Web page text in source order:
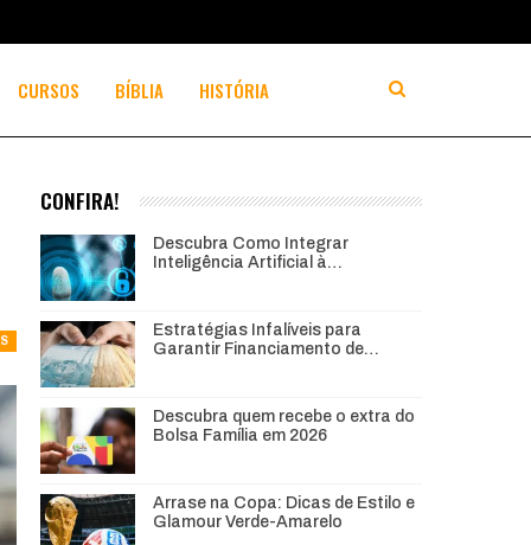
CURSOS BÍBLIA HISTÓRIA
CONFIRA!
Descubra Como Integrar
Inteligência Artificial à…
Estratégias Infalíveis para
Garantir Financiamento de…
Descubra quem recebe o extra do
Bolsa Família em 2026
Arrase na Copa: Dicas de Estilo e
Glamour Verde-Amarelo